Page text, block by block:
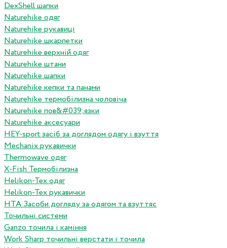
DexShell шапки
Naturehike одяг
Naturehike рукавиці
Naturehike шкарпетки
Naturehike верхній одяг
Naturehike штани
Naturehike шапки
Naturehike кепки та панами
Naturehike термобілизна чоловіча
Naturehike пов&#039;язки
Naturehike аксесуари
HEY-sport засіб за доглядом одягу і взуття
Mechanix рукавички
Thermowave одяг
X-Fish Термобілизна
Helikon-Tex одяг
Helikon-Tex рукавички
HTA Засоби догляду за одягом та взуттяс
Точильні системи
Ganzo точила і каміння
Work Sharp точильні верстати і точила